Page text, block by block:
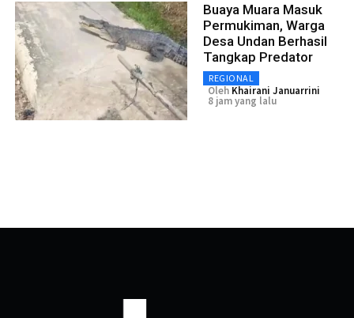
Buaya Muara Masuk
Permukiman, Warga
Desa Undan Berhasil
Tangkap Predator
REGIONAL
Oleh Khairani Januarrini
8 jam yang lalu